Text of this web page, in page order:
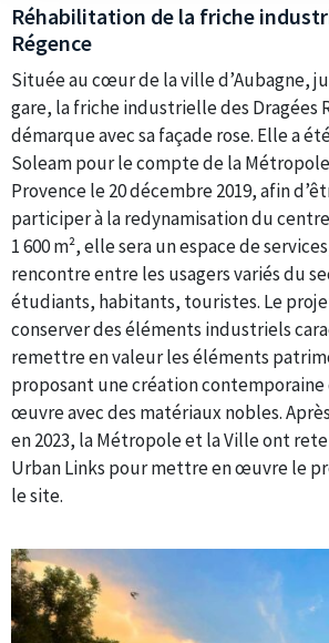
Réhabilitation de la friche
Régence
Située au cœur de la ville d’Aubagne,
gare, la friche industrielle des Dragées
démarque avec sa façade rose. Elle a
Soleam pour le compte de la
Provence le 20 décembre 2019, afin
participer à la redynamisation du
1 600 m², elle sera un espace de
rencontre entre les usagers variés du
étudiants, habitants, touristes. Le
conserver des éléments industriels
remettre en valeur les éléments
proposant une création
œuvre avec des matériaux nobles.
en 2023, la Métropole et la Ville ont
Urban Links pour mettre en œuvre le
le site.